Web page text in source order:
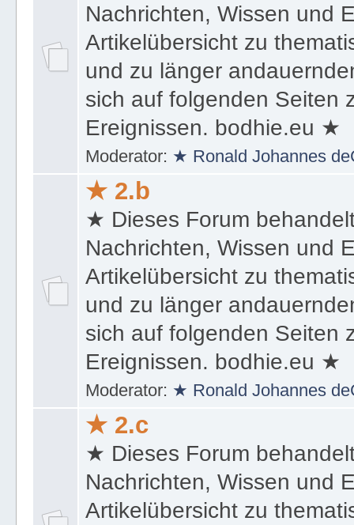
Nachrichten, Wissen und
Artikelübersicht zu
und zu länger
sich auf folgenden Seiten
Ereignissen. bodhie.eu ★
Moderator: ★ Ronald Johannes
★ 2.b
★ Dieses Forum
Nachrichten, Wissen und
Artikelübersicht zu
und zu länger
sich auf folgenden Seiten
Ereignissen. bodhie.eu ★
Moderator: ★ Ronald Johannes
★ 2.c
★ Dieses Forum
Nachrichten, Wissen und
Artikelübersicht zu